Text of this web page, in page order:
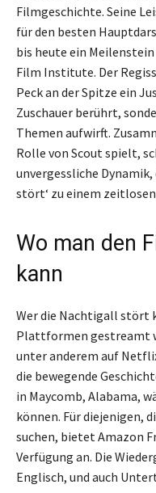
Filmgeschichte. Seine
für den besten
bis heute ein
Film Institute. Der
Peck an der Spitze ein
Zuschauer berührt,
Themen aufwirft.
Rolle von Scout spielt,
unvergessliche
stört‘ zu einem
Wo man den
kann
Wer die Nachtigall stört
Plattformen gestreamt
unter anderem auf
die bewegende
in Maycomb, Alabama,
können. Für diejenigen,
suchen, bietet Amazon
Verfügung an. Die
Englisch, und auch